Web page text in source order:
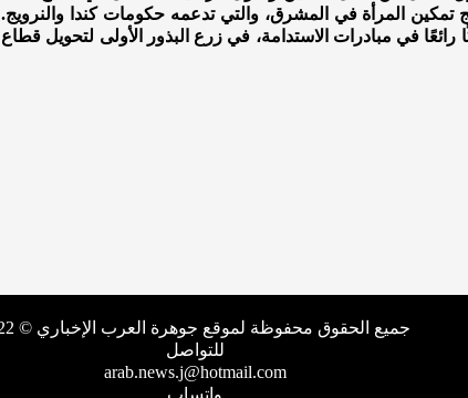
تمكين المرأة في المشرق، والتي تدعمه حكومات كندا والنرويج.
رائعًا في مبادرات الاستدامة، في زرع البذور الأولى لتحويل قطاع
جميع الحقوق محفوظة لموقع جوهرة العرب الإخباري © 2022
للتواصل
arab.news.j@hotmail.com
واتساب